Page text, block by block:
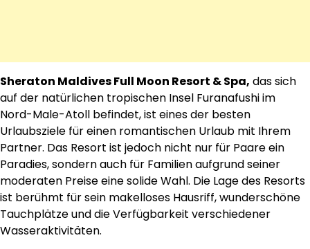
Sheraton Maldives Full Moon Resort & Spa, das sich
auf der natürlichen tropischen Insel Furanafushi im
Nord-Male-Atoll befindet, ist eines der besten
Urlaubsziele für einen romantischen Urlaub mit Ihrem
Partner. Das Resort ist jedoch nicht nur für Paare ein
Paradies, sondern auch für Familien aufgrund seiner
moderaten Preise eine solide Wahl. Die Lage des Resorts
ist berühmt für sein makelloses Hausriff, wunderschöne
Tauchplätze und die Verfügbarkeit verschiedener
Wasseraktivitäten.